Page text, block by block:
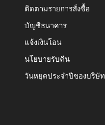
ติดตามรายการสั่งซื้อ
บัญชีธนาคาร
แจ้งเงินโอน
นโยบายรับคืน
วันหยุดประจำปีของบริษัท